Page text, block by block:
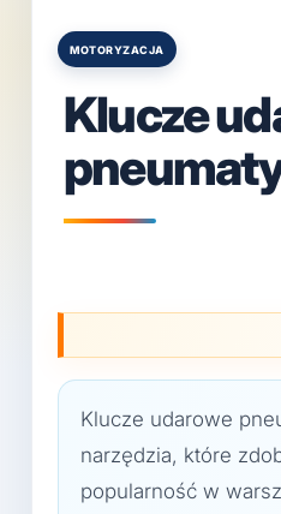
Posted
MOTORYZACJA
Klucze
Klucze udarowe
narzędzia, które
popularność w